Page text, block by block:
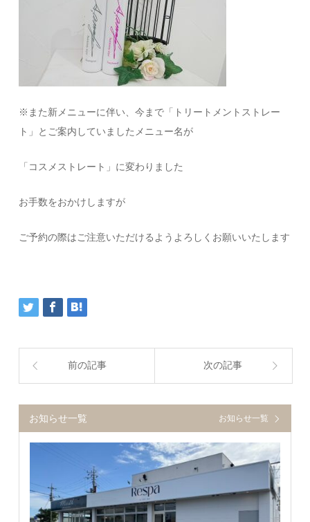
※また新メニューに伴い、今まで「トリートメントストレー
ト」とご案内していましたメニュー名が
「コスメストレート」に変わりました
お手数をおかけしますが
ご予約の際はご注意いただけるようよろしくお願いいたします
前の記事 次の記事
お知らせ一覧 お知らせ一覧